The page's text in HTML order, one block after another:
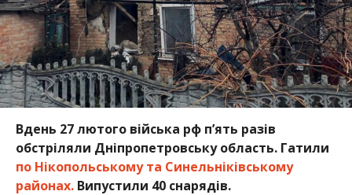
Вдень 27 лютого війська рф п’ять разів
обстріляли Дніпропетровську область. Гатили
по Нікопольському та Синельніківському
районах.Випустили 40 снарядів.